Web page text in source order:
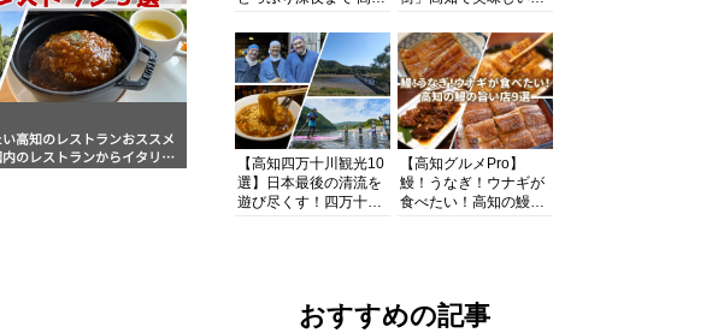
高知のレストランおススメ
のレストランからイタリア
知グルメPro】
グをいただきます！
【高知四万十川観光10
選】日本最後の清流を
遊び尽くす！四万十川
【高知グルメPro】
鰻！うなぎ！ウナギが
食べたい！高知の鰻の
おすすめの記事